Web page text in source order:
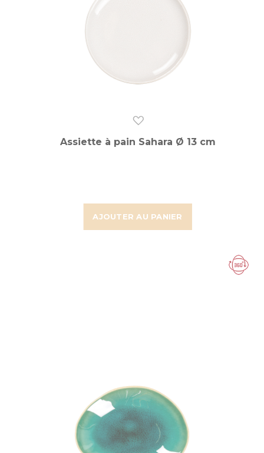
AJOUTER AU PANIER
Assiette à pain Sahara Ø 13 cm